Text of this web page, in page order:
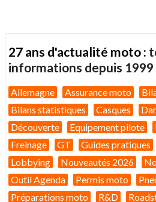
27 ans d'actualité moto :
informations depuis 1999
Allemagne Assurance moto
Bilans statistiques
Casques
Découverte
Equipement pilote
Freinage
GT Guides pratiques
Lobbying
Nouveautés 2026
Outil Agenda
Permis moto
Préparations moto
R&D